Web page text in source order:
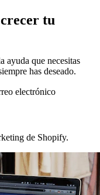
tu
ayuda que necesitas
has deseado.
electrónico
de Shopify.